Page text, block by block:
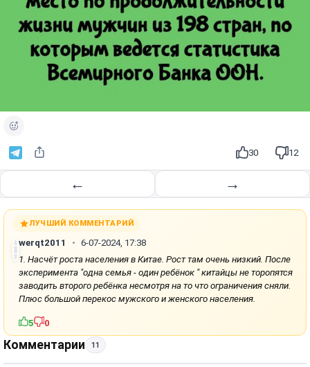
30 12
← →
ЛУЧШИЙ КОММЕНТАРИЙ
werqt2011
6-07-2024, 17:38
1. Насчёт роста населения в Китае. Рост там очень низкий. После
эксперимента "одна семья - один ребёнок " китайцы не торопятся
заводить второго ребёнка несмотря на то что ограничения сняли.
Плюс большой перекос мужского и женского населения.
5 0
Комментарии 11